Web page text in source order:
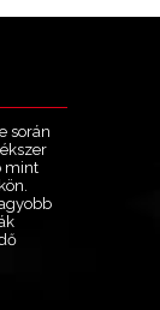
során
mint